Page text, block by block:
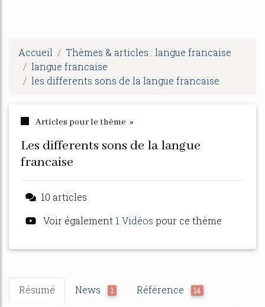
Accueil
Thèmes & articles : langue francaise
langue francaise
les differents sons de la langue francaise
Articles pour le thème »
les differents sons de la langue
francaise
10 articles
Voir également 1 Vidéos pour ce thème
Résumé News 1 Référence 14